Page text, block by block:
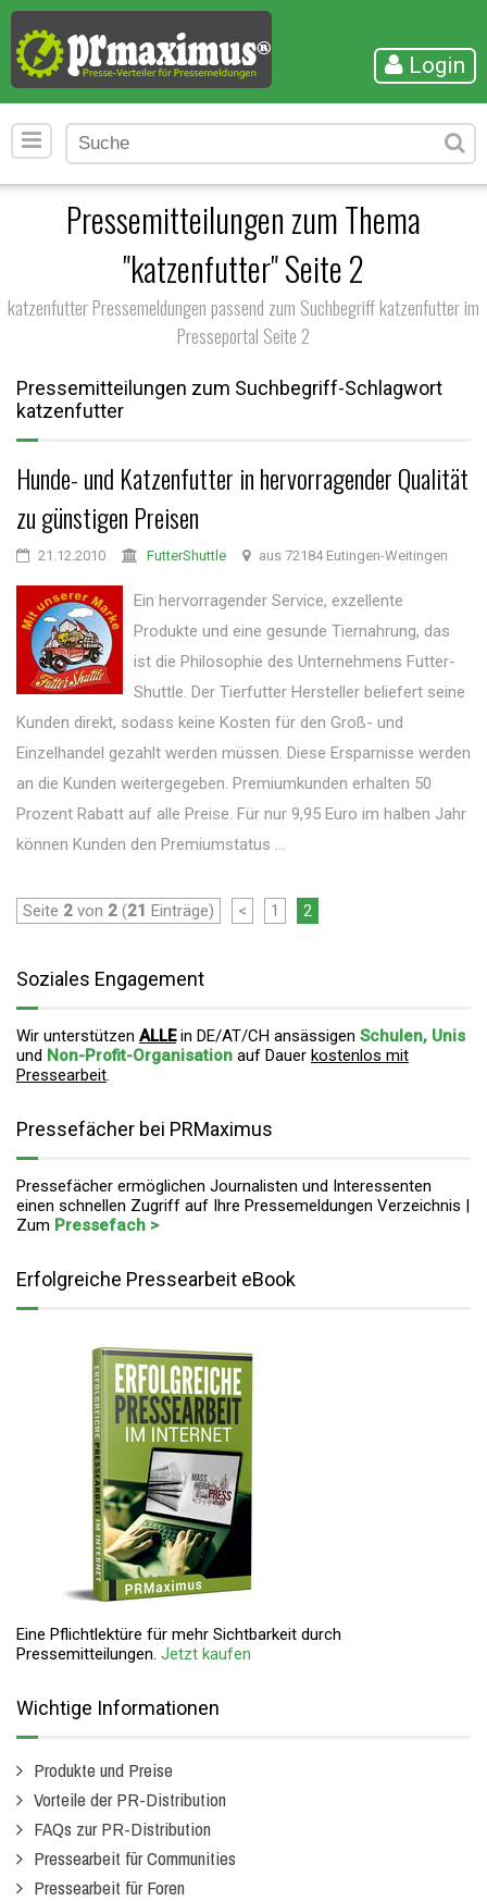
Login
Pressemitteilungen zum Thema
"katzenfutter" Seite 2
katzenfutter Pressemeldungen passend zum Suchbegriff katzenfutter im
Presseportal Seite 2
Pressemitteilungen zum Suchbegriff-Schlagwort
katzenfutter
Hunde- und Katzenfutter in hervorragender Qualität
zu günstigen Preisen
21.12.2010 FutterShuttle aus 72184 Eutingen-Weitingen
Ein hervorragender Service, exzellente
Produkte und eine gesunde Tiernahrung, das
ist die Philosophie des Unternehmens Futter-
Shuttle. Der Tierfutter Hersteller beliefert seine
Kunden direkt, sodass keine Kosten für den Groß- und
Einzelhandel gezahlt werden müssen. Diese Ersparnisse werden
an die Kunden weitergegeben. Premiumkunden erhalten 50
Prozent Rabatt auf alle Preise. Für nur 9,95 Euro im halben Jahr
können Kunden den Premiumstatus ...
Seite 2 von 2 (21 Einträge) < 1 2
Soziales Engagement
Wir unterstützen ALLEin DE/AT/CH ansässigen Schulen, Unis
und Non-Profit-Organisation auf Dauer kostenlos mit
Pressearbeit.
Pressefächer bei PRMaximus
Pressefächer ermöglichen Journalisten und Interessenten
einen schnellen Zugriff auf Ihre Pressemeldungen Verzeichnis |
Zum Pressefach >
Erfolgreiche Pressearbeit eBook
Eine Pflichtlektüre für mehr Sichtbarkeit durch
Pressemitteilungen. Jetzt kaufen
Wichtige Informationen
Produkte und Preise
Vorteile der PR-Distribution
FAQs zur PR-Distribution
Pressearbeit für Communities
Pressearbeit für Foren